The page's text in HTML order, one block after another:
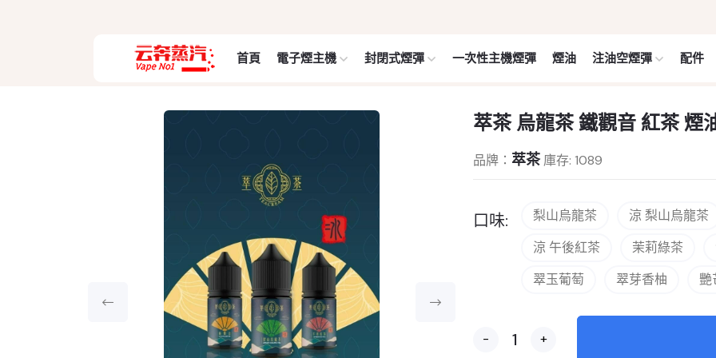
首頁 電子煙主機 封閉式煙彈 一次性主機煙彈 煙油 注油空煙彈 配件
萃茶 烏龍茶 鐵觀音 紅茶
品牌： 萃茶 庫存: 1089
口味: 梨山烏龍茶
涼 梨山烏龍茶
涼 午後紅茶
茉莉綠茶
翠玉葡萄
翠芽香柚 艷
- +